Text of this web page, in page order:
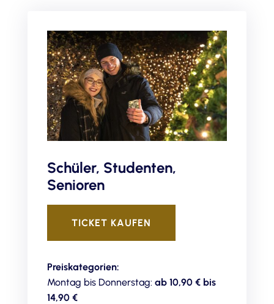
Schüler, Studenten,
Senioren
TICKET KAUFEN
Preiskategorien:
Montag bis Donnerstag: ab 10,90 € bis
14,90 €